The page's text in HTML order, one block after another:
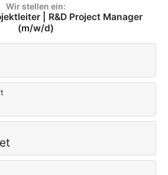
Wir stellen ein:
| R&D Project Manager
(m/w/d)